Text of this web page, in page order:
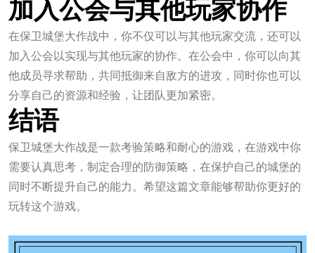
加入公会与其他玩家协作
在保卫城堡大作战中，你不仅可以与其他玩家交流，还可以
加入公会以实现与其他玩家的协作。在公会中，你可以向其
他成员寻求帮助，共同抵御来自敌方的进攻，同时你也可以
分享自己的资源和经验，让团队更加紧密。
结语
保卫城堡大作战是一款考验策略和耐心的游戏，在游戏中你
需要认真思考，制定合理的防御策略，在保护自己的城堡的
同时不断提升自己的能力。希望这篇文章能够帮助你更好的
玩转这个游戏。